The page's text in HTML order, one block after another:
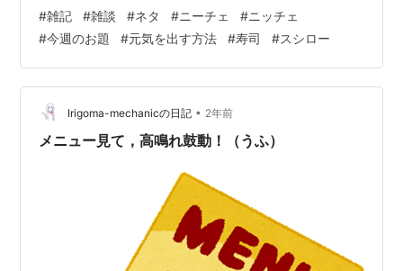
う者は、 その過程で自分自身も 怪物になることのないよ
うに 気をつけなくてはならない。 深淵をのぞく時、 深
淵もまた こちらをのぞいているのだ。」 というものみた
いです。 意味を調べてみると 分かりやすくは （若干ズ
レている気がしますが） 「ミイラ取りがミイラになる」
…
#雑記 #雑談 #ネタ #ニーチェ #ニッチェ
#今週のお題 #元気を出す方法 #寿司 #スシロー
Irigoma-mechanicの日記 • 2年前
メニュー見て，高鳴れ鼓動！（うふ）